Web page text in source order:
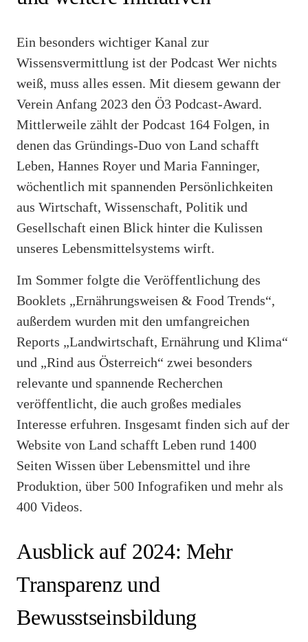
Ein besonders wichtiger Kanal zur
Wissensvermittlung ist der Podcast Wer nichts
weiß, muss alles essen. Mit diesem gewann der
Verein Anfang 2023 den Ö3 Podcast-Award.
Mittlerweile zählt der Podcast 164 Folgen, in
denen das Gründings-Duo von Land schafft
Leben, Hannes Royer und Maria Fanninger,
wöchentlich mit spannenden Persönlichkeiten
aus Wirtschaft, Wissenschaft, Politik und
Gesellschaft einen Blick hinter die Kulissen
unseres Lebensmittelsystems wirft.
Im Sommer folgte die Veröffentlichung des
Booklets „Ernährungsweisen & Food Trends“,
außerdem wurden mit den umfangreichen
Reports „Landwirtschaft, Ernährung und Klima“
und „Rind aus Österreich“ zwei besonders
relevante und spannende Recherchen
veröffentlicht, die auch großes mediales
Interesse erfuhren. Insgesamt finden sich auf der
Website von Land schafft Leben rund 1400
Seiten Wissen über Lebensmittel und ihre
Produktion, über 500 Infografiken und mehr als
400 Videos.
Ausblick auf 2024: Mehr
Transparenz und
Bewusstseinsbildung